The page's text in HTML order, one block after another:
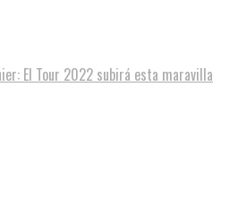
El Tour 2022 subirá esta maravilla